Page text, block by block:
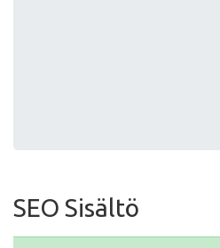
SEO Sisältö